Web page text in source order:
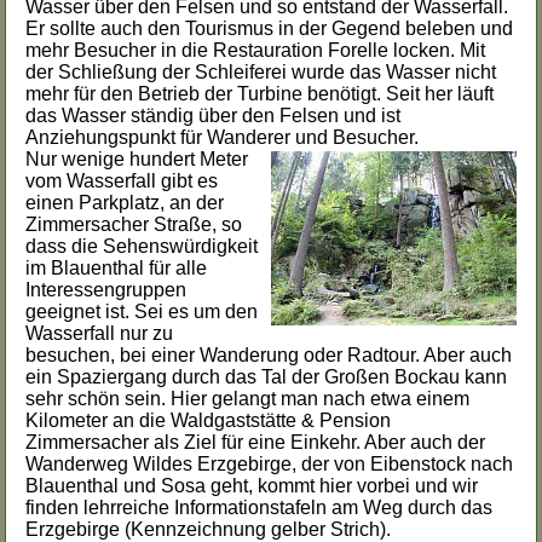
Wasser über den Felsen und so entstand der Wasserfall.
Er sollte auch den Tourismus in der Gegend beleben und
mehr Besucher in die Restauration Forelle locken. Mit
der Schließung der Schleiferei wurde das Wasser nicht
mehr für den Betrieb der Turbine benötigt. Seit her läuft
das Wasser ständig über den Felsen und ist
Anziehungspunkt für Wanderer und Besucher.
Nur wenige hundert Meter
vom Wasserfall gibt es
einen Parkplatz, an der
Zimmersacher Straße, so
dass die Sehenswürdigkeit
im Blauenthal für alle
Interessengruppen
geeignet ist. Sei es um den
Wasserfall nur zu
besuchen, bei einer Wanderung oder Radtour. Aber auch
ein Spaziergang durch das Tal der Großen Bockau kann
sehr schön sein. Hier gelangt man nach etwa einem
Kilometer an die Waldgaststätte & Pension
Zimmersacher als Ziel für eine Einkehr. Aber auch der
Wanderweg Wildes Erzgebirge, der von Eibenstock nach
Blauenthal und Sosa geht, kommt hier vorbei und wir
finden lehrreiche Informationstafeln am Weg durch das
Erzgebirge (Kennzeichnung gelber Strich).